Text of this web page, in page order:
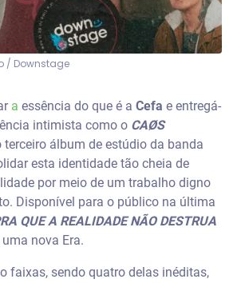
/ Downstage
a essência do que é a Cefa e entregá-
intimista como o CAØS
terceiro álbum de estúdio da banda
esta identidade tão cheia de
por meio de um trabalho digno
Disponível para o público na última
QUE A REALIDADE NÃO DESTRUA
nova Era.
faixas, sendo quatro delas inéditas,